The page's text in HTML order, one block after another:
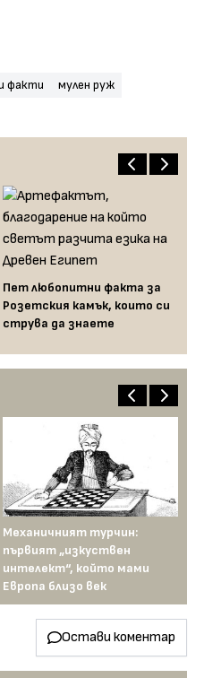
факти
мулен руж
Пет любопитни факта за
Розетския камък, които си
струва да знаете
Механичният турчин:
първият „изкуствен
интелект“, който мами
Европа близо век
Остави коментар